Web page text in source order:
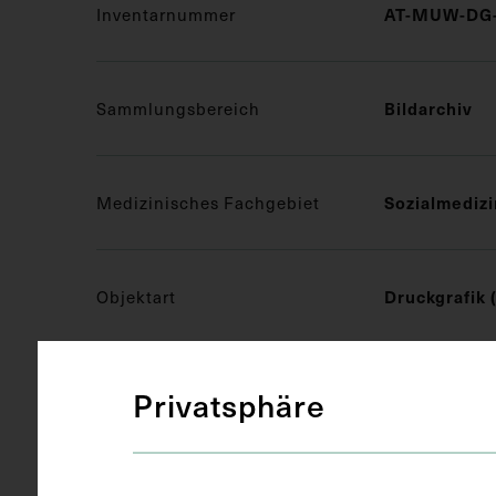
Inventarnummer AT-MUW-
Sammlungsbereich Bildarchiv
Medizinisches Fachgebiet
Objektart Druckgrafik
Gegenstand
Privatsphäre